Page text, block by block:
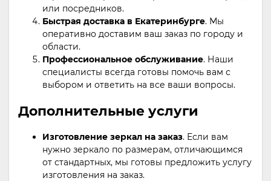
или посредников.
Быстрая доставка в Екатеринбурге. Мы
оперативно доставим ваш заказ по городу и
области.
Профессиональное обслуживание. Наши
специалисты всегда готовы помочь вам с
выбором и ответить на все ваши вопросы.
Дополнительные услуги
Изготовление зеркал на заказ. Если вам
нужно зеркало по размерам, отличающимся
от стандартных, мы готовы предложить услугу
изготовления на заказ.